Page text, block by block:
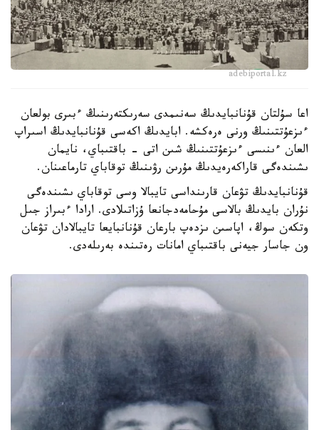
adebiportal.kz
اعا سۇلتان قۇنانبايدىڭ سەنىمدى سەرىكتەرىنىڭ ءبىرى بولعان
ءىزعۇتتىنىڭ ورنى ەرەكشە. ابايدىڭ اكەسى قۇنانبايدىڭ اسىراپ
العان ءىنىسى ءىزعۇتتىنىڭ شىن اتى - باقتىباي، نايمان
ىشىندەگى قاراكەرەيدىڭ مۇرىن رۋىنىڭ توقاباي تارماعىنان.
قۇنانبايدىڭ تۋعان قارىنداسى تايبالا وسى توقاباي ىشىندەگى
نۇران بايدىڭ بالاسى مۇحامەدجانعا ۇزاتىلادى. ارادا ءبىراز جىل
وتكەن سوڭ، اپاسىن ىزدەپ بارعان قۇنانبايعا تايبالادان تۋعان
ون جاسار جيەنى باقتىباي امانات رەتىندە بەرىلەدى.